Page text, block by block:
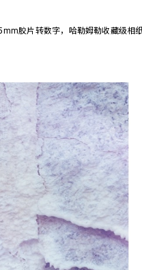
胶片转数字，哈勒姆勒收藏级相